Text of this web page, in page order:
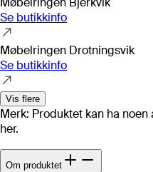
Se butikkinfo
Møbelringen Drotningsvik
Se butikkinfo
Vis flere
Merk: Produktet kan ha
her.
Om produktet